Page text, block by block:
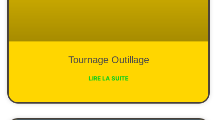
Tournage Outillage
LIRE LA SUITE